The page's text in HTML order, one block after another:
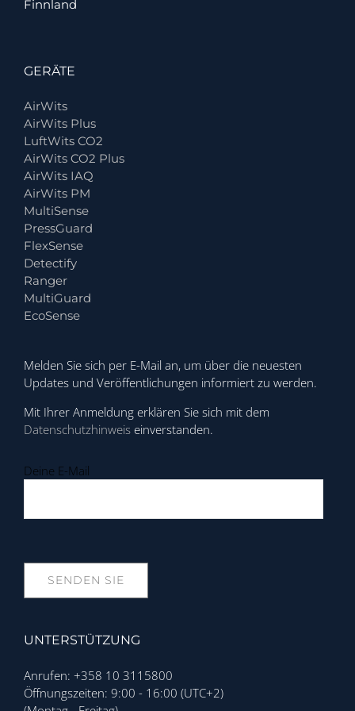
Finnland
UNTERSTÜTZUNG
Anrufen: +358 10 3115800
Öffnungszeiten: 9:00 - 16:00 (UTC+2)
GERÄTE
AirWits
AirWits Plus
LuftWits CO2
AirWits CO2 Plus
AirWits IAQ
AirWits PM
MultiSense
PressGuard
FlexSense
Detectify
Ranger
MultiGuard
EcoSense
Melden Sie sich per E-Mail an, um über die neuesten
Updates und Veröffentlichungen informiert zu werden.
Mit Ihrer Anmeldung erklären Sie sich mit dem
Datenschutzhinweiseinverstanden.
Deine E-Mail